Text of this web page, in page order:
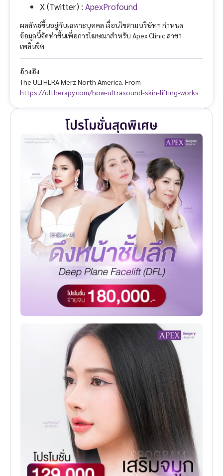
X (Twitter) : ApexProfound
ผลลัพธ์ขึ้นอยู่กับเฉพาะบุคคล เงื่อนไขตามบริษัทฯ กำหนด
ข้อมูลนี้จัดทำขึ้นเพื่อการโฆษณาสำหรับ Apex Clinic สาขา
เพลินจิต
อ้างอิง
The ULTHERA Merz North America. From
https://ultherapy.com/how-ultrasound-skin-lifting-works
โปรโมชั่นสุดพิเศษ